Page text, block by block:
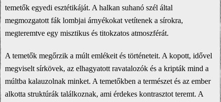
temetők egyedi esztétikáját. A halkan suhanó szél által
megmozgatott fák lombjai árnyékokat vetítenek a sírokra,
megteremtve egy misztikus és titokzatos atmoszférát.
A temetők megőrzik a múlt emlékeit és történeteit. A kopott, idővel
megviselt sírkövek, az elhagyatott ravatalozók és a kripták mind a
múltba kalauzolnak minket. A temetőkben a természet és az ember
alkotta struktúrák találkoznak, ami érdekes kontrasztot teremt. A